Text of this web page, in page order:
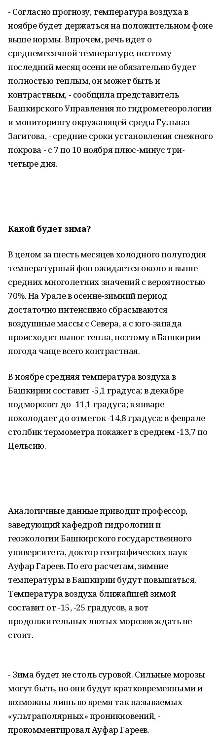
- Согласно прогнозу, температура воздуха в
ноябре будет держаться на положительном фоне
выше нормы. Впрочем, речь идет о
среднемесячной температуре, поэтому
последний месяц осени не обязательно будет
полностью теплым, он может быть и
контрастным, - сообщила представитель
Башкирского Управления по гидрометеорологии
и мониторингу окружающей среды Гульназ
Загитова, - средние сроки установления снежного
покрова - с 7 по 10 ноября плюс-минус три-
четыре дня.
Какой будет зима?
В целом за шесть месяцев холодного полугодия
температурный фон ожидается около и выше
средних многолетних значений с вероятностью
70%. На Урале в осенне-зимний период
достаточно интенсивно сбрасываются
воздушные массы с Севера, а с юго-запада
происходит вынос тепла, поэтому в Башкирии
погода чаще всего контрастная.
В ноябре средняя температура воздуха в
Башкирии составит -5,1 градуса; в декабре
подморозит до -11,1 градуса; в январе
похолодает до отметок -14,8 градуса; в феврале
столбик термометра покажет в среднем -13,7 по
Цельсию.
Аналогичные данные приводит профессор,
заведующий кафедрой гидрологии и
геоэкологии Башкирского государственного
университета, доктор географических наук
Ауфар Гареев. По его расчетам, зимние
температуры в Башкирии будут повышаться.
Температура воздуха ближайшей зимой
составит от -15, -25 градусов, а вот
продолжительных лютых морозов ждать не
стоит.
- Зима будет не столь суровой. Сильные морозы
могут быть, но они будут кратковременными и
возможны лишь во время так называемых
«ультраполярных» проникновений, -
прокомментировал Ауфар Гареев.